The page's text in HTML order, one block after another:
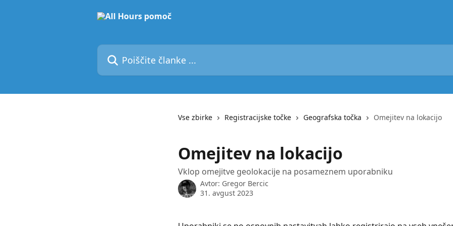
Poiščite članke ...
Vse zbirke Registracijske točke Geografska točka Omejitev na lokacijo
Omejitev na lokacijo
Vklop omejitve geolokacije na posameznem uporabniku
Avtor: Gregor Bercic
31. avgust 2023